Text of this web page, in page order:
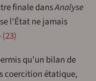
finale dansAnalyse
l'État ne jamais
23
qu'un bilan de
coercition étatique,